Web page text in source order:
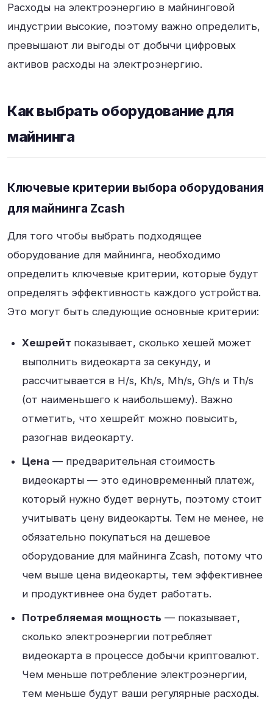
Расходы на электроэнергию в майнинговой
индустрии высокие, поэтому важно определить,
превышают ли выгоды от добычи цифровых
активов расходы на электроэнергию.
Как выбрать оборудование для
майнинга
Ключевые критерии выбора оборудования
для майнинга Zcash
Для того чтобы выбрать подходящее
оборудование для майнинга, необходимо
определить ключевые критерии, которые будут
определять эффективность каждого устройства.
Это могут быть следующие основные критерии:
Хешрейт показывает, сколько хешей может
выполнить видеокарта за секунду, и
рассчитывается в H/s, Kh/s, Mh/s, Gh/s и Th/s
(от наименьшего к наибольшему). Важно
отметить, что хешрейт можно повысить,
разогнав видеокарту.
Цена — предварительная стоимость
видеокарты — это единовременный платеж,
который нужно будет вернуть, поэтому стоит
учитывать цену видеокарты. Тем не менее, не
обязательно покупаться на дешевое
оборудование для майнинга Zcash, потому что
чем выше цена видеокарты, тем эффективнее
и продуктивнее она будет работать.
Потребляемая мощность — показывает,
сколько электроэнергии потребляет
видеокарта в процессе добычи криптовалют.
Чем меньше потребление электроэнергии,
тем меньше будут ваши регулярные расходы.